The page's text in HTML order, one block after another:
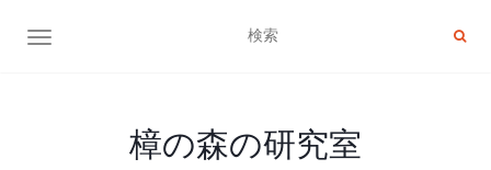
ナビゲーション切り替え
樟の森の研究室